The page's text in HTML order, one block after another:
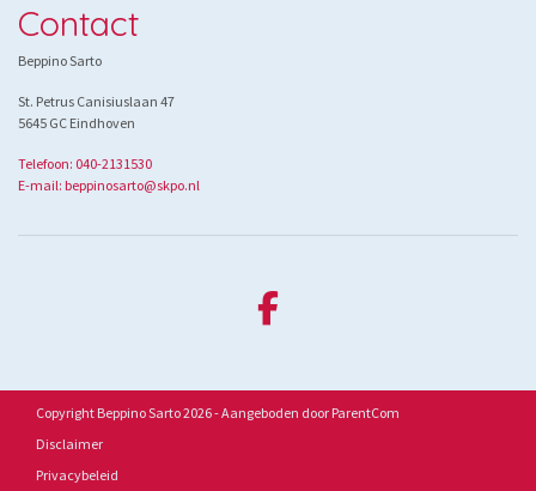
Contact
Beppino Sarto
St. Petrus Canisiuslaan 47
5645 GC Eindhoven
Telefoon: 040-2131530
E-mail: beppinosarto@skpo.nl
Copyright Beppino Sarto 2026 - Aangeboden door ParentCom
Disclaimer
Privacybeleid